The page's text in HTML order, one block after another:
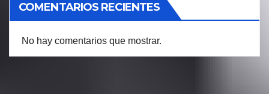
COMENTARIOS RECIENTES
No hay comentarios que mostrar.